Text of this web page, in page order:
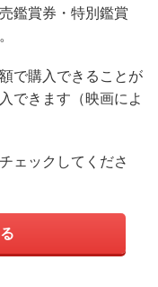
鑑賞券・特別鑑賞
で購入できることが
できます（映画によ
ェックしてくださ